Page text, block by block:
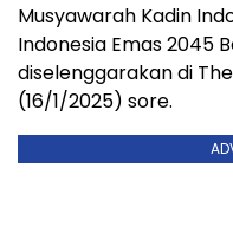
Musyawarah Kadin
Indonesia Emas 2045
diselenggarakan di
(16/1/2025) sore.